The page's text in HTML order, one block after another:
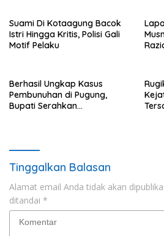
Suami Di Kotaagung Bacok
Istri Hingga Kritis, Polisi Gali
Motif Pelaku
Berhasil Ungkap Kasus
Pembunuhan di Pugung,
Bupati Serahkan
Tinggalkan Balasan
Alamat email Anda tidak akan
ditandai *